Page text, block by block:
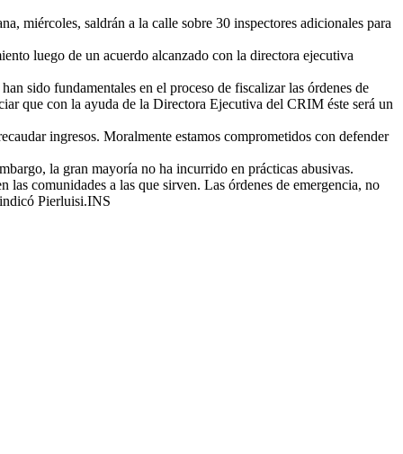
miércoles, saldrán a la calle sobre 30 inspectores adicionales para
luego de un acuerdo alcanzado con la directora ejecutiva
sido fundamentales en el proceso de fiscalizar las órdenes de
que con la ayuda de la Directora Ejecutiva del CRIM éste será un
ingresos. Moralmente estamos comprometidos con defender
la gran mayoría no ha incurrido en prácticas abusivas.
comunidades a las que sirven. Las órdenes de emergencia, no
Pierluisi.INS